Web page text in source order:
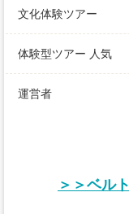
文化体験ツアー
体験型ツアー 人気
運営者
＞＞ベル